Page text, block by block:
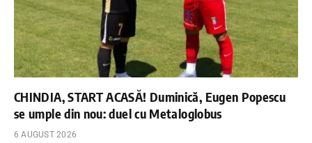
CHINDIA, START ACASĂ! Duminică, Eugen Popescu
se umple din nou: duel cu Metaloglobus
6 AUGUST 2026